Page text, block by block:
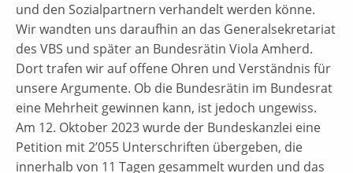
und den Sozialpartnern verhandelt werden könne.
Wir wandten uns daraufhin an das Generalsekretariat
des VBS und später an Bundesrätin Viola Amherd.
Dort trafen wir auf offene Ohren und Verständnis für
unsere Argumente. Ob die Bundesrätin im Bundesrat
eine Mehrheit gewinnen kann, ist jedoch ungewiss.
Am 12. Oktober 2023 wurde der Bundeskanzlei eine
Petition mit 2’055 Unterschriften übergeben, die
innerhalb von 11 Tagen gesammelt wurden und das